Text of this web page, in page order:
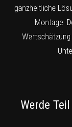
ganzheitliche
Montage.
Werde